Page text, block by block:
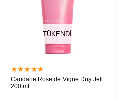
TÜKENDI
★★★★★
Caudalie Rose de Vigne Duş Jeli
200 ml